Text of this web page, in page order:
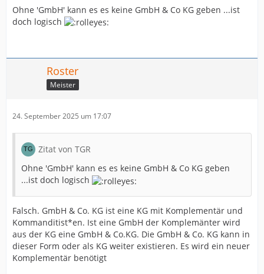
Ohne 'GmbH' kann es es keine GmbH & Co KG geben ...ist
doch logisch
Roster
Meister
24. September 2025 um 17:07
Zitat von TGR
Ohne 'GmbH' kann es es keine GmbH & Co KG geben
...ist doch logisch
Falsch. GmbH & Co. KG ist eine KG mit Komplementär und
Kommanditist*en. Ist eine GmbH der Komplemänter wird
aus der KG eine GmbH & Co.KG. Die GmbH & Co. KG kann in
dieser Form oder als KG weiter existieren. Es wird ein neuer
Komplementär benötigt